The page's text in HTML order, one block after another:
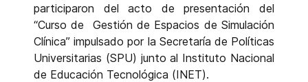
participaron del acto de presentación del
“Curso de Gestión de Espacios de Simulación
Clínica” impulsado por la Secretaría de Políticas
Universitarias (SPU) junto al Instituto Nacional
de Educación Tecnológica (INET).